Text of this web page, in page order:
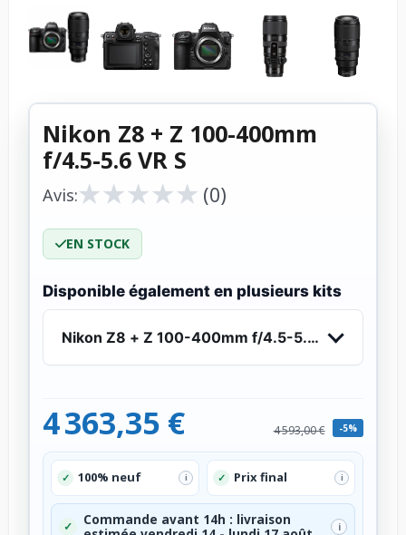
Nikon Z8 + Z 100-400mm
f/4.5-5.6 VR S
Avis:★
★★
★★
★★
★★
★ (0)
EN STOCK
Disponible également en plusieurs kits
Nikon Z8 + Z 100-400mm f/4.5-5.6 VR S
4 363,35 € 4 593,00 € -5%
✓ 100% neuf i ✓ Prix final i
✓
Commande avant 14h : livraison
i